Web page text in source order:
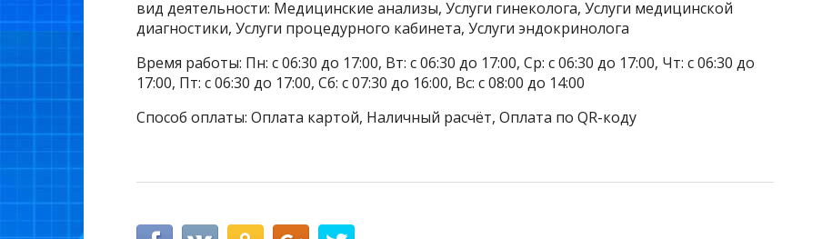
вид деятельности: Медицинские анализы, Услуги гинеколога, Услуги медицинской
диагностики, Услуги процедурного кабинета, Услуги эндокринолога
Время работы: Пн: с 06:30 до 17:00, Вт: с 06:30 до 17:00, Ср: с 06:30 до 17:00, Чт: с 06:30 до
17:00, Пт: с 06:30 до 17:00, Сб: с 07:30 до 16:00, Вс: с 08:00 до 14:00
Способ оплаты: Оплата картой, Наличный расчёт, Оплата по QR-коду